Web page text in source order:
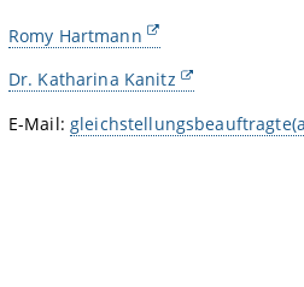
Romy Hartmann
Dr. Katharina Kanitz
E-Mail: